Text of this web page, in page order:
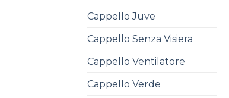
Cappello Juve
Cappello Senza Visiera
Cappello Ventilatore
Cappello Verde